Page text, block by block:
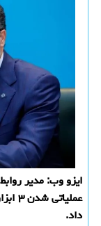
ایزو وب: مدیر
داد.